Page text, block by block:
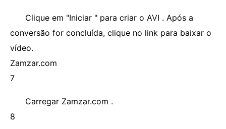
Clique em "Iniciar " para criar o AVI . Após a
conversão for concluída, clique no link para baixar o
vídeo.
Zamzar.com
7
Carregar Zamzar.com .
8